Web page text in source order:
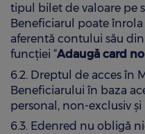
tipul bilet de valoare pe
Beneficiarul poate
aferentă contului său
funcției “Adaugă card
6.2. Dreptul de acces în
Beneficiarului în baza
personal, non-exclusiv
6.3. Edenred nu obligă